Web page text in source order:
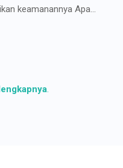
keamanannya Apa...